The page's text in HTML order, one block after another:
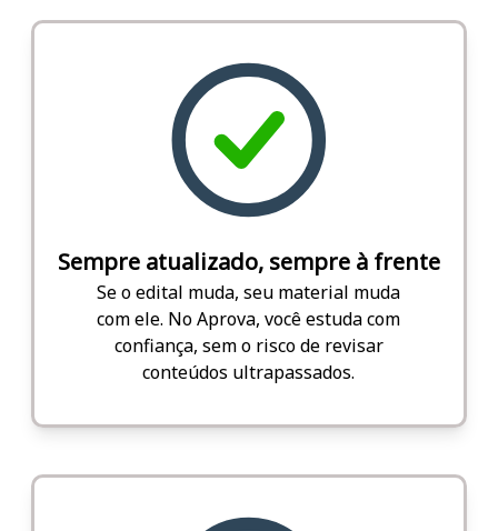
Sempre atualizado, sempre à frente
Se o edital muda, seu material muda
com ele. No Aprova, você estuda com
confiança, sem o risco de revisar
conteúdos ultrapassados.